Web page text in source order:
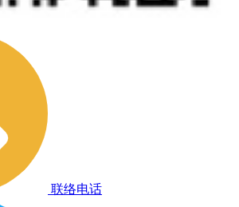
联络电话